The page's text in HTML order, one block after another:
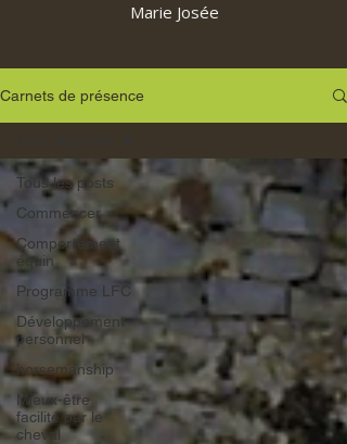
Marie Josée
Carnets de présence
Tous les posts
Commencer
Comportement
équin
Programme LFC
Développement
personnel
horsemanship
Mieux-être
facilité par le
cheval